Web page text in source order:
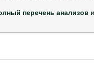
перечень анализов